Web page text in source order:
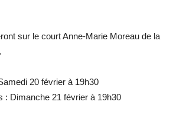
sur le court Anne-Marie Moreau de la
20 février à 19h30
: Dimanche 21 février à 19h30